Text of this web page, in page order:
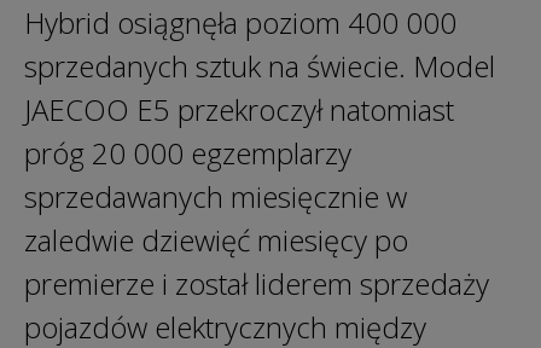
Hybrid osiągnęła poziom 400 000
sprzedanych sztuk na świecie. Model
JAECOO E5 przekroczył natomiast
próg 20 000 egzemplarzy
sprzedawanych miesięcznie w
zaledwie dziewięć miesięcy po
premierze i został liderem sprzedaży
pojazdów elektrycznych między